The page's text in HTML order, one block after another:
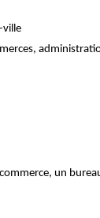
ville
un